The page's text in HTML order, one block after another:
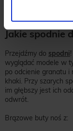
Jakie spodnie
Przejdźmy do spodni
wyglądać modele w
po odcienie granatu i
khaki. Przy szarych
im głębszy jest ich
odwrót.
Brązowe buty noś z: